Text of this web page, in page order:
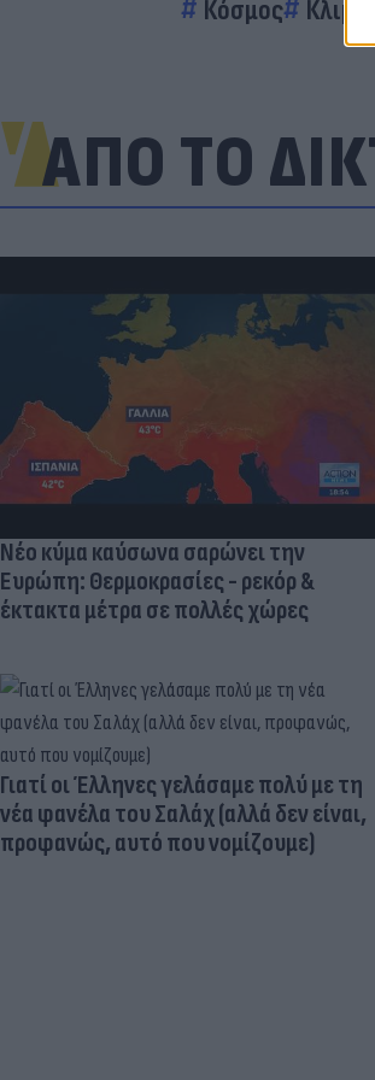
Κόσμος
ΑΠΟ ΤΟ
Νέο κύμα καύσωνα σαρώνει την
Ευρώπη: Θερμοκρασίες - ρεκόρ &
έκτακτα μέτρα σε πολλές χώρες
Γιατί οι Έλληνες γελάσαμε πολύ με τη
νέα φανέλα του Σαλάχ (αλλά δεν είναι,
προφανώς, αυτό που νομίζουμε)